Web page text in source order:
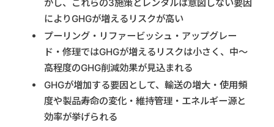
かし、これらの3施策とレンタルは意図しない要因
によりGHGが増えるリスクが高い
プーリング・リファービッシュ・アップグレー
ド・修理ではGHGが増えるリスクは小さく、中～
高程度のGHG削減効果が見込まれる
GHGが増加する要因として、輸送の増大・使用頻
度や製品寿命の変化・維持管理・エネルギー源と
効率が挙げられる